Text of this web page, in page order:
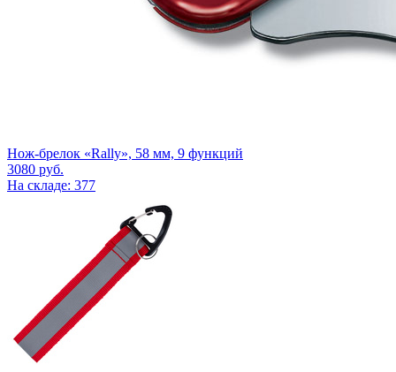
Нож-брелок «Rally», 58 мм, 9 функций
3080 руб.
На складе: 377